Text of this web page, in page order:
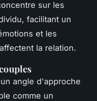
sur les
facilitant un
et les
la relation.
angle d'approche
comme un